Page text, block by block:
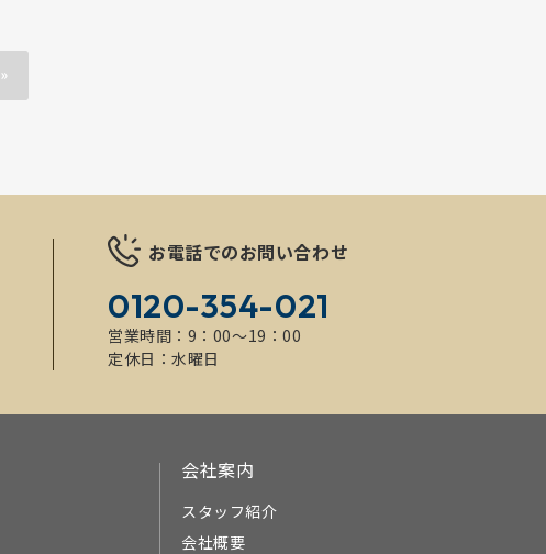
»
お電話でのお問い合わせ
0120-354-021
営業時間：9：00～19：00
定休日：水曜日
会社案内
スタッフ紹介
会社概要